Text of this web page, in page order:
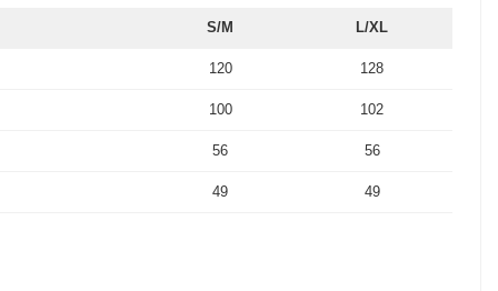
S/M L/XL
120 128
100 102
56 56
49 49